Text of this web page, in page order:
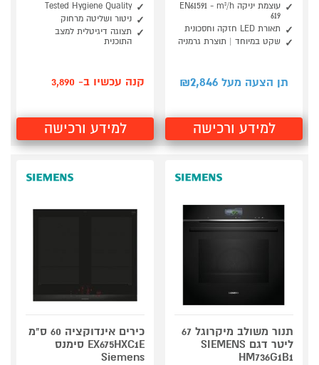
עוצמת יניקה EN61591 - m³/h
619
תאורת LED חזקה וחסכונית
שקט במיוחד | תוצרת גרמניה
תן הצעה מעל ₪ 2,846
למידע ורכישה
Tested Hygiene Quality
ניטור ושליטה מרחוק
תצוגה דיגיטלית למצב
התוכנית
קנה עכשיו ב- 3,890
למידע ורכישה
תנור משולב מיקרוגל 67
ליטר דגם SIEMENS
HM736G1B1
כירים אינדוקציה 60 ס"מ
EX675HXC1E סימנס
Siemens